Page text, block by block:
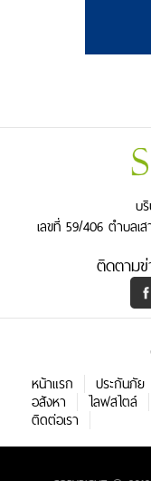
บ
เลขที่ 59/406 ตำบลเ
ติดตามข่
หน้าแรก ประกันภัย
อสังหา
ไลฟสไตล์
ติดต่อเรา